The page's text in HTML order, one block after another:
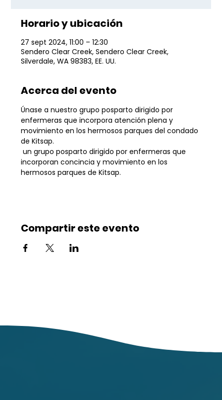
Horario y ubicación
27 sept 2024, 11:00 – 12:30
Sendero Clear Creek, Sendero Clear Creek,
Silverdale, WA 98383, EE. UU.
Acerca del evento
Únase a nuestro grupo posparto dirigido por
enfermeras que incorpora atención plena y
movimiento en los hermosos parques del condado
de Kitsap.
un grupo posparto dirigido por enfermeras que
incorporan concincia y movimiento en los
hermosos parques de Kitsap.
Compartir este evento